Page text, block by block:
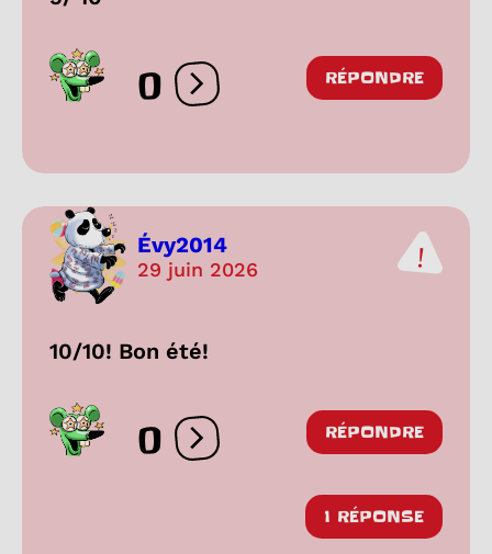
0 Ouvrir les réactions
RÉPONDRE
Évy2014
29 juin 2026
10/10! Bon été!
0 Ouvrir les réactions
RÉPONDRE
1 RÉPONSE